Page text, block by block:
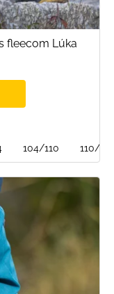
fleecom Lúka
104/110 110/116